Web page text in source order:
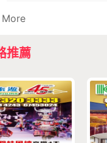
More
推薦